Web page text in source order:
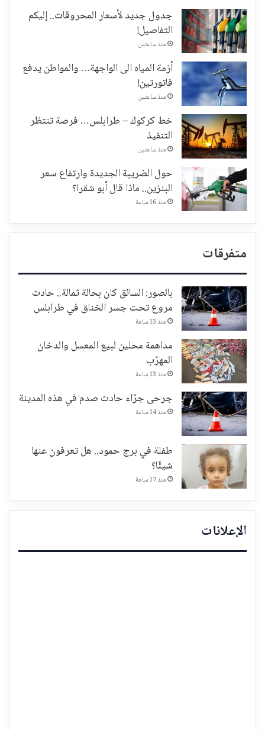
جدول جديد لأسعار المحروقات.. إليكم
التفاصيل!
منذ ساعتين
أزمة المياه الى الواجهة… والمواطن يدفع
فاتورتين!
منذ ساعتين
خط كركوك – طرابلس… فرصة تنتظر
التنفيذ
منذ ساعتين
حول الضريبة الجديدة وارتفاع سعر
البنزين.. ماذا قال أبو شقرا؟
منذ 16 ساعة
متفرقات
بالصور: السائق كان بحالة ثمالة.. حادث
مروع تحت جسر الخناق في طرابلس
منذ 13 ساعة
مداهمة محلين لبيع المعسل والدخان
المهرّب
منذ 13 ساعة
جرحى جرّاء حادث صدم في هذه المدينة
منذ 14 ساعة
طفلة في برج حمود.. هل تعرفون عنها
شيئًا؟
منذ 17 ساعة
الإعلانات